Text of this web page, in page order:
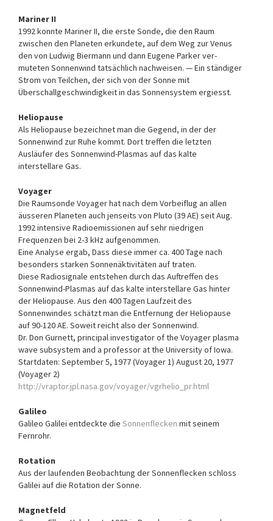
Mariner II
1992 konnte Mariner II, die erste Sonde, die den Raum
zwischen den Planeten erkundete, auf dem Weg zur Venus
den von Ludwig Bier­mann und dann Eugene Parker ver­
muteten Sonnenwind tatsächlich nachweisen. — Ein ständiger
Strom von Teilchen, der sich von der Son­ne mit
Überschallgeschwindig­keit in das Sonnensystem ergiesst.
Heliopause
Als Heliopause bezeichnet man die Gegend, in der der
Sonnenwind zur Ruhe kommt. Dort treffen die letzten
Ausläufer des Sonnenwind-Plasmas auf das kalte
interstellare Gas.
Voyager
Die Raumsonde Voyager hat nach dem Vorbeiflug an allen
äusseren Pla­ne­ten auch jenseits von Pluto (39 AE) seit Aug.
1992 intensive Radioemissionen auf sehr niedrigen
Frequenzen bei 2-3 kHz aufgenommen.
Eine Analyse ergab, Dass diese immer ca. 400 Tage nach
besonders starken Sonnenäktivitäten auf traten.
Diese Radiosignale entstehen durch das Auftreffen des
Sonnenwind-Plasmas auf das kalte interstellare Gas hinter
der Heliopause. Aus den 400 Tagen Laufzeit des
Sonnenwindes schätzt man die Entfernung der Heliopause
auf 90-120 AE. Soweit reicht also der Sonnenwind.
Dr. Don Gurnett, principal investigator of the Voyager plasma
wave sub­system and a professor at the University of Iowa.
Startdaten: September 5, 1977 (Voyager 1) August 20, 1977
(Voyager 2)
http://vraptor.jpl.nasa.gov/voyager/vgrhelio_pr.html
Galileo
Galileo Galilei entdeckte die Son­nen­flecken mit seinem
Fernrohr.
Rotation
Aus der laufenden Beobachtung der Sonnenflecken schloss
Galilei auf die Rotation der Sonne.
Magnetfeld